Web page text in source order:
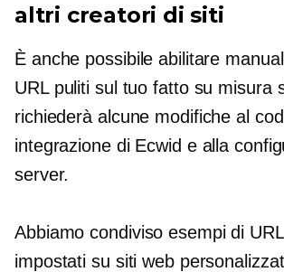
altri creatori di siti
È anche possibile abilitare
URL puliti sul tuofatto su misura
richiederà alcune modifiche al
integrazione di Ecwid e alla
server.
Abbiamo condiviso esempi di
impostati su siti web